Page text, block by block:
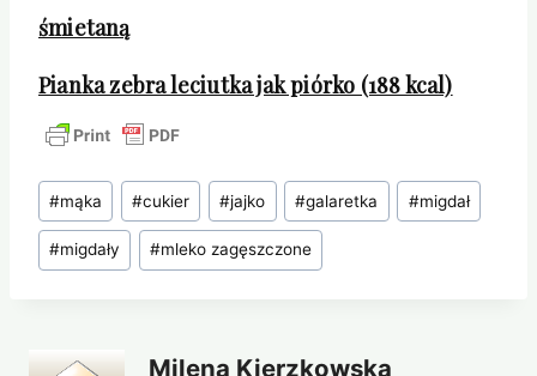
śmietaną
Pianka zebra leciutka jak piórko (188 kcal)
Tagi
wpisu:
#mąka #cukier #jajko #galaretka #migdał
#migdały #mleko zagęszczone
Milena Kierzkowska